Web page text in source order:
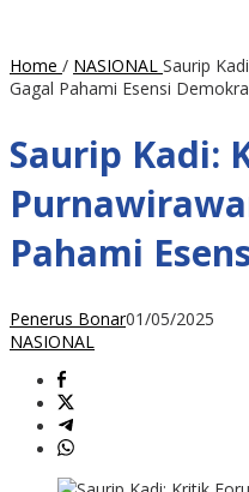
Home / NASIONAL Saurip
Gagal Pahami Esensi
Saurip Kadi:
Pahami
Penerus Bonar01/05/2025
NASIONAL